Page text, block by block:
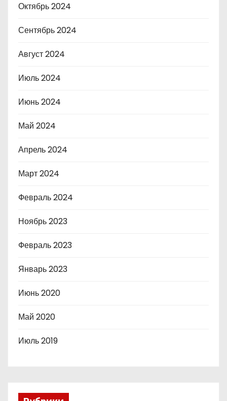
Октябрь 2024
Сентябрь 2024
Август 2024
Июль 2024
Июнь 2024
Май 2024
Апрель 2024
Март 2024
Февраль 2024
Ноябрь 2023
Февраль 2023
Январь 2023
Июнь 2020
Май 2020
Июль 2019